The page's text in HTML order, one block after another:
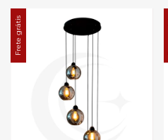
Frete grátis